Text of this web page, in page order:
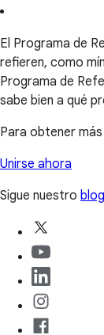
El Programa de
refieren, como
Programa de
sabe bien a qué
Para obtener
Unirse ahora
Sigue nuestro blog